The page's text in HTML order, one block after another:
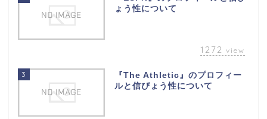
ょう性について
1272 view
3
『The Athletic』のプロフィー
ルと信ぴょう性について